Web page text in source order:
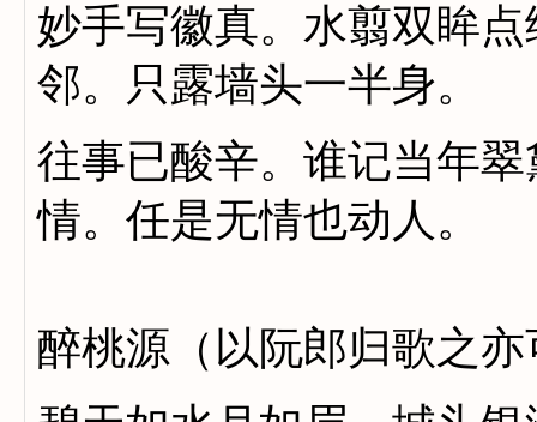
妙手写徽真。水翦双眸
邻。只露墙头一半身。
往事已酸辛。谁记当年
情。任是无情也动人。
醉桃源（以阮郎归歌之亦